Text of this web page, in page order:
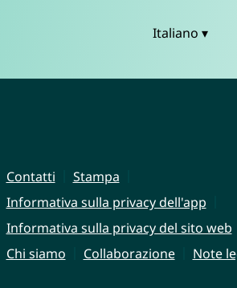
Italiano ▾
Contatti
Stampa
Informativa sulla privacy dell'app
Informativa sulla privacy del sito web
Chi siamo
Collaborazione Note